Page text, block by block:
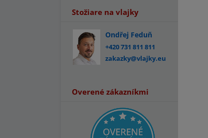
Stožiare na vlajky
Ondřej Feduň
+420 731 811 811
zakazky@vlajky.eu
Overené zákazníkmi